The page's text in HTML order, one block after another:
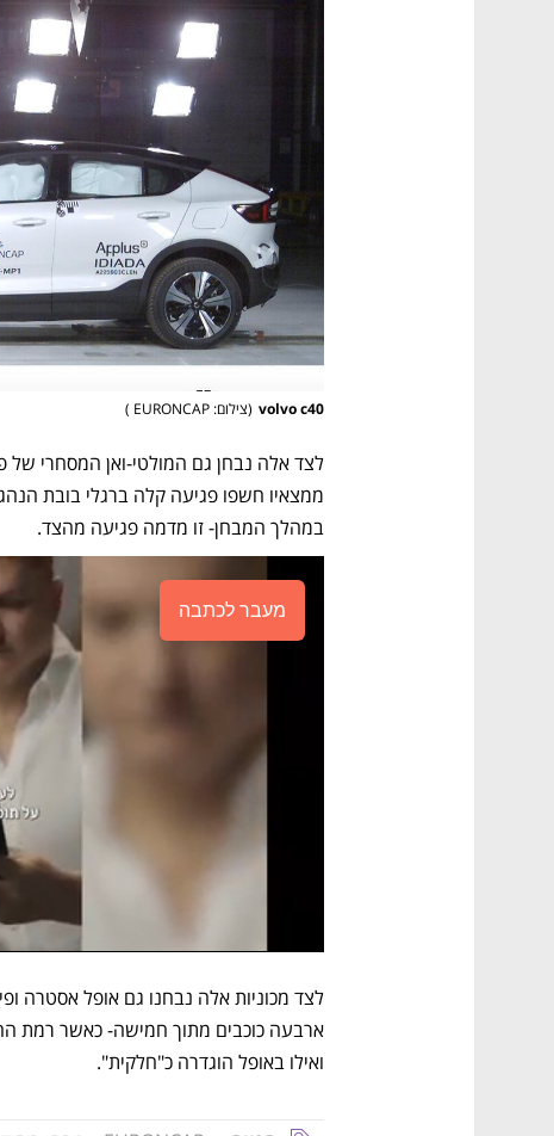
volvo c40
(צילום: EURONCAP )
במהלך המבחן- זו מדמה פגיעה מהצד.
מעבר לכתבה
ואילו באופל הוגדרה כ"חלקית".